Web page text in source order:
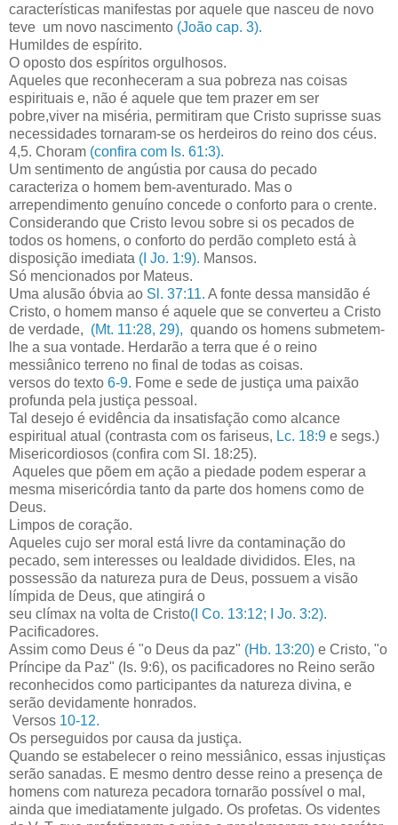
características manifestas por aquele que nasceu de novo
teve um novo nascimento (João cap. 3).
Humildes de espírito.
O oposto dos espíritos orgulhosos.
Aqueles que reconheceram a sua pobreza nas coisas
espirituais e, não é aquele que tem prazer em ser
pobre,viver na miséria, permitiram que Cristo suprisse suas
necessidades tornaram-se os herdeiros do reino dos céus.
4,5. Choram (confira com Is. 61:3).
Um sentimento de angústia por causa do pecado
caracteriza o homem bem-aventurado. Mas o
arrependimento genuíno concede o conforto para o crente.
Considerando que Cristo levou sobre si os pecados de
todos os homens, o conforto do perdão completo está à
disposição imediata (I Jo. 1:9). Mansos.
Só mencionados por Mateus.
Uma alusão óbvia ao Sl. 37:11. A fonte dessa mansidão é
Cristo, o homem manso é aquele que se converteu a Cristo
de verdade, (Mt. 11:28, 29), quando os homens submetem-
lhe a sua vontade. Herdarão a terra que é o reino
messiânico terreno no final de todas as coisas.
versos do texto 6-9. Fome e sede de justiça uma paixão
profunda pela justiça pessoal.
Tal desejo é evidência da insatisfação como alcance
espiritual atual (contrasta com os fariseus, Lc. 18:9 e segs.)
Misericordiosos (confira com Sl. 18:25).
Aqueles que põem em ação a piedade podem esperar a
mesma misericórdia tanto da parte dos homens como de
Deus.
Limpos de coração.
Aqueles cujo ser moral está livre da contaminação do
pecado, sem interesses ou lealdade divididos. Eles, na
possessão da natureza pura de Deus, possuem a visão
límpida de Deus, que atingirá o
seu clímax na volta de Cristo(I Co. 13:12; I Jo. 3:2).
Pacificadores.
Assim como Deus é "o Deus da paz" (Hb. 13:20) e Cristo, "o
Príncipe da Paz" (Is. 9:6), os pacificadores no Reino serão
reconhecidos como participantes da natureza divina, e
serão devidamente honrados.
Versos 10-12.
Os perseguidos por causa da justiça.
Quando se estabelecer o reino messiânico, essas injustiças
serão sanadas. E mesmo dentro desse reino a presença de
homens com natureza pecadora tornarão possível o mal,
ainda que imediatamente julgado. Os profetas. Os videntes